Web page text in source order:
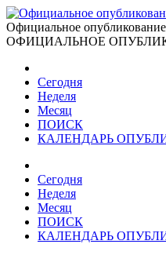
Официальное
ОФИЦИАЛЬНОЕ
Сегодня
Неделя
Месяц
ПОИСК
КАЛЕНДАРЬ
Сегодня
Неделя
Месяц
ПОИСК
КАЛЕНДАРЬ